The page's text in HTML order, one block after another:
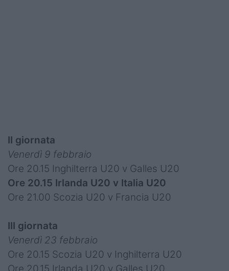
II giornata
Venerdì 9 febbraio
Ore 20.15 Inghilterra U20 v Galles U20
Ore 20.15 Irlanda U20 v Italia U20
Ore 21.00 Scozia U20 v Francia U20
III giornata
Venerdì 23 febbraio
Ore 20.15 Scozia U20 v Inghilterra U20